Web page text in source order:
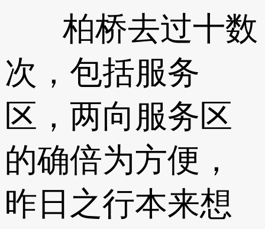
柏桥去过十数
次，包括服务
区，两向服务区
的确倍为方便，
昨日之行本来想